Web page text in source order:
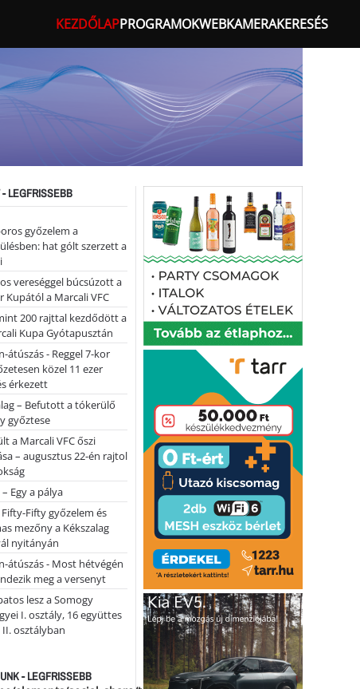
KEZDŐLAPPROGRAMOKWEBKAMERAKERESÉS
LEGFRISSEBB
győzelem a
hat gólt szerzett a
vereséggel búcsúzott a
Kupától a Marcali VFC
200 rajttal kezdődött a
Kupa Gyótapusztán
átúszás - Reggel 7-kor
közel 11 ezer
érkezett
– Befutott a tókerülő
győztese
a Marcali VFC őszi
– augusztus 22-én rajtol
– Egy a pálya
Fifty győzelem és
mezőny a Kékszalag
nyitányán
átúszás - Most hétvégén
meg a versenyt
lesz a Somogy
I. osztály, 16 együttes
osztályban
- LEGFRISSEBB